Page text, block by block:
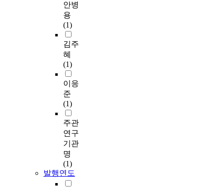
안병
용
(1)
김주
혜
(1)
이응
준
(1)
주관
연구
기관
명
(1)
발행연도